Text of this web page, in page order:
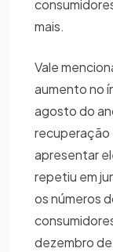
mais.
Vale
aumento no
agosto do
recuperação
apresentar
repetiu em
os números
dezembro